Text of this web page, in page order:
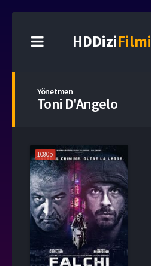
HDDizi
Yönetmen
Toni D'Angelo
1080p